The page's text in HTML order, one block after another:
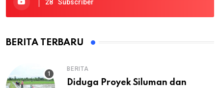
28 Subscriber
BERITA TERBARU
BERITA
Diduga Proyek Siluman dan